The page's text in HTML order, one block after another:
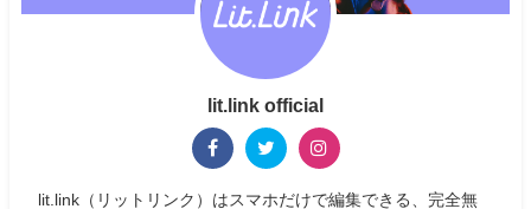
lit.link official
lit.link（リットリンク）はスマホだけで編集できる、完全無